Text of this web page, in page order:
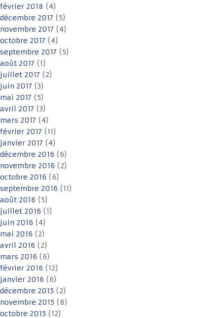
février 2018 (4)
décembre 2017 (5)
novembre 2017 (4)
octobre 2017 (4)
septembre 2017 (5)
août 2017 (1)
juillet 2017 (2)
juin 2017 (3)
mai 2017 (5)
avril 2017 (3)
mars 2017 (4)
février 2017 (11)
janvier 2017 (4)
décembre 2016 (6)
novembre 2016 (2)
octobre 2016 (6)
septembre 2016 (11)
août 2016 (5)
juillet 2016 (1)
juin 2016 (4)
mai 2016 (2)
avril 2016 (2)
mars 2016 (6)
février 2016 (12)
janvier 2016 (6)
décembre 2015 (2)
novembre 2015 (8)
octobre 2015 (12)